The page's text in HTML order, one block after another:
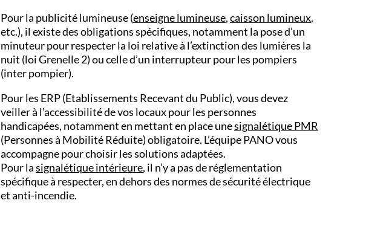
Pour la publicité lumineuse (enseigne lumineuse,caisson lumineux,
etc.), il existe des obligations spécifiques, notamment la pose d’un
minuteur pour respecter la loi relative à l’extinction des lumières la
nuit (loi Grenelle 2) ou celle d’un interrupteur pour les pompiers
(inter pompier).
Pour les ERP (Etablissements Recevant du Public), vous devez
veiller à l’accessibilité de vos locaux pour les personnes
handicapées, notamment en mettant en place unesignalétique PMR
(Personnes à Mobilité Réduite) obligatoire. L’équipe PANO vous
accompagne pour choisir les solutions adaptées.
Pour lasignalétique intérieure, il n’y a pas de réglementation
spécifique à respecter, en dehors des normes de sécurité électrique
et anti-incendie.